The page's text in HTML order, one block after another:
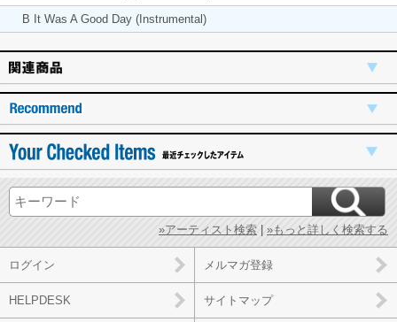
B It Was A Good Day (Instrumental)
»アーティスト検索 »もっと詳しく検索する
ログイン メルマガ登録
HELPDESK サイトマップ